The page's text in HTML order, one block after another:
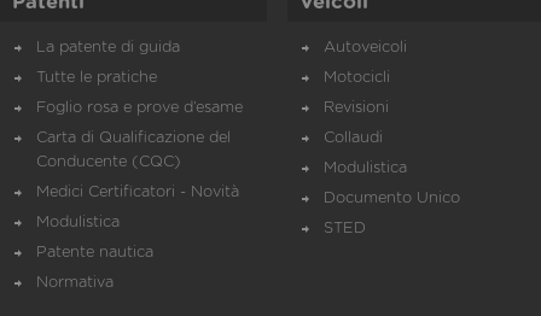
La patente di guida
Tutte le pratiche
Foglio rosa e prove d’esame
Carta di Qualificazione del
Conducente (CQC)
Medici Certificatori - Novità
Modulistica
Patente nautica
Normativa
Autoveicoli
Motocicli
Revisioni
Collaudi
Modulistica
Documento Unico
STED